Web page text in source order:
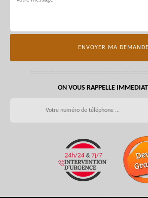
ON VOUS RAPPELLE